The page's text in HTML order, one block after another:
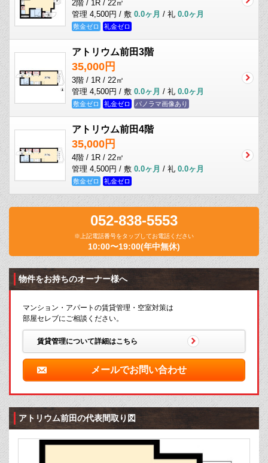
2階 / 1R / 22㎡
管理 4,500円 / 敷 0.0ヶ月 / 礼 0.0ヶ月
敷金ゼロ 礼金ゼロ
アトリウム前田3階
35,000円
3階 / 1R / 22㎡
管理 4,500円 / 敷 0.0ヶ月 / 礼 0.0ヶ月
敷金ゼロ 礼金ゼロ パノラマ画像あり
アトリウム前田4階
35,000円
4階 / 1R / 22㎡
管理 4,500円 / 敷 0.0ヶ月 / 礼 0.0ヶ月
敷金ゼロ 礼金ゼロ
052-838-5553
※上記電話番号をタップしてお電話ください
10:00〜19:00(年中無休)
物件をお持ちのオーナー様へ
マンション・アパートの賃貸管理・空室対策は
部屋セレブにご相談ください。
賃貸管理について詳細はこちら
メールでお問い合わせ
アトリウム前田の代表間取り図